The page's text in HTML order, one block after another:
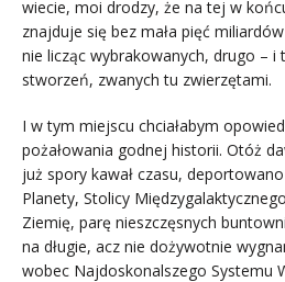
wiecie, moi drodzy, że na tej w
znajduje się bez mała pięć
nie licząc wybrakowanych, drugo – i
stworzeń, zwanych tu zwierzętami.
I w tym miejscu chciałabym
pożałowania godnej historii. Otóż
już spory kawał czasu,
Planety, Stolicy
Ziemię, parę nieszczęsnych
na długie, acz nie dożywotnie
wobec Najdoskonalszego Systemu